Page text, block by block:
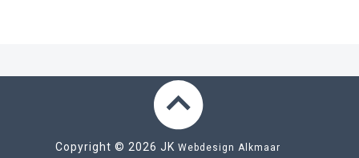
Copyright © 2026 JK Webdesign Alkmaar